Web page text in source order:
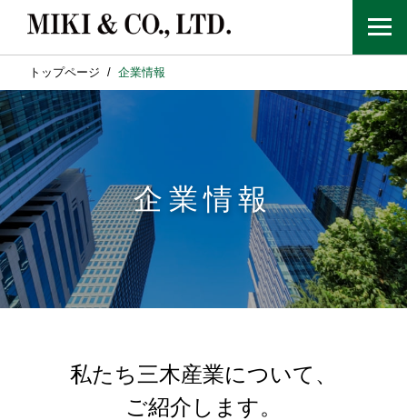
トップページ 企業情報
企業情報
私たち三木産業について、
ご紹介します。